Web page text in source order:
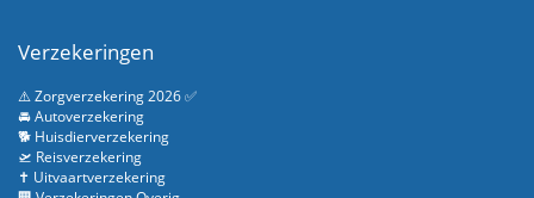
Verzekeringen
⚠️ Zorgverzekering 2026 ✅
🚘 Autoverzekering
🐕 Huisdierverzekering
🛫 Reisverzekering
✝️ Uitvaartverzekering